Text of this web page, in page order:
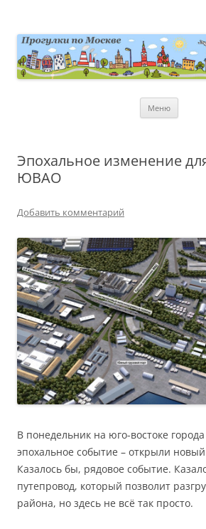
Меню
Эпохальное изменение
ЮВАО
Добавить комментарий
В понедельник на юго-востоке
эпохальное событие – открыли
Казалось бы, рядовое событие.
путепровод, который позволит
района, но здесь не всё так просто.